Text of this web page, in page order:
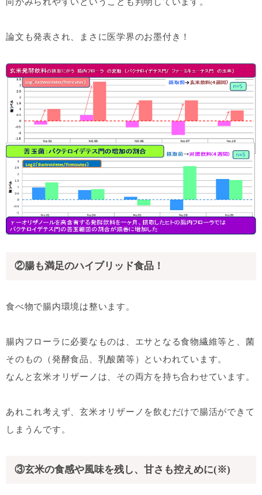
論文も発表され、まさに医学界のお墨付き！
②腸も満足のハイブリッド食品！
食べ物で腸内環境は整います。
腸内フローラに必要なものは、エサとなる食物繊維等と、菌
そのもの（発酵食品、乳酸菌等）といわれています。
なんと玄米オリザーノは、その両方を持ち合わせています。
あれこれ考えず、玄米オリザーノを飲むだけで腸活ができて
しまうんです。
③玄米の食感や風味を残し、甘さも控えめに(※)